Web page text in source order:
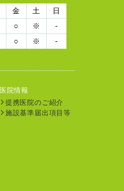
金 土
日
○ ※
-
○ ※ -
医院情報
提携医院のご紹介
施設基準届出項目等